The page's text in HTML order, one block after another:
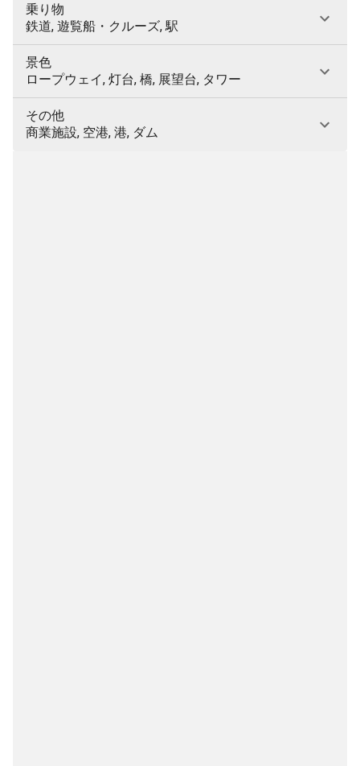
乗り物
鉄道, 遊覧船・クルーズ, 駅
景色
ロープウェイ, 灯台, 橋, 展望台, タワー
その他
商業施設, 空港, 港, ダム